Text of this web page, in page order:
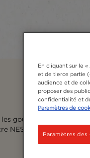
goûts ! Chaude ou
NESCAFÉ®.
En cliquant sur le
et de tierce partie
audience et de
proposer des
confidentialité et
Paramètres de
Paramètres des